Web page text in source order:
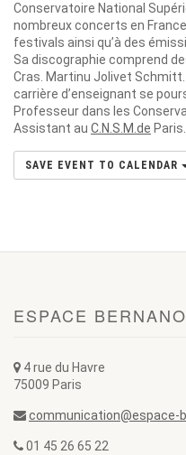
Conservatoire National
nombreux concerts en
festivals ainsi qu’à des
Sa discographie comprend
Cras. Martinu Jolivet
carrière d’enseignant se
Professeur dans les
Assistant au C.N.S.M.de Paris.
SAVE EVENT TO CALENDAR
ESPACE
4 rue du Havre
75009 Paris
communication@espace-
01 45 26 65 22